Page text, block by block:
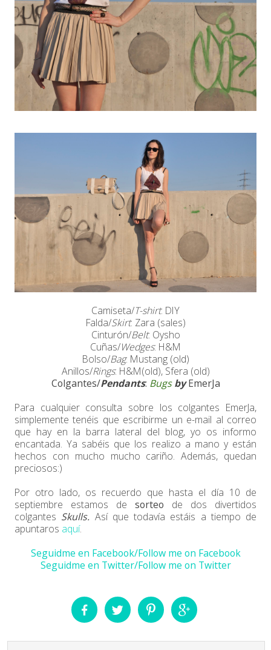
Camiseta/T-shirt: DIY
Falda/Skirt: Zara (sales)
Cinturón/Belt: Oysho
Cuñas/Wedges: H&M
Bolso/Bag: Mustang (old)
Anillos/Rings: H&M(old), Sfera (old)
Colgantes/Pendants: Bugs byEmerJa
Para cualquier consulta sobre los colgantes EmerJa,
simplemente tenéis que escribirme un e-mail al correo
que hay en la barra lateral del blog, yo os informo
encantada. Ya sabéis que los realizo a mano y están
hechos con mucho mucho cariño. Además, quedan
preciosos:)
Por otro lado, os recuerdo que hasta el día 10 de
septiembre estamos de sorteo de dos divertidos
colgantes Skulls. Así que todavía estáis a tiempo de
apuntaros aquí.
Seguidme en Facebook/Follow me on Facebook
Seguidme en Twitter/Follow me on Twitter